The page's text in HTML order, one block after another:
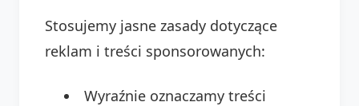
Stosujemy jasne zasady dotyczące
reklam i treści sponsorowanych:
Wyraźnie oznaczamy treści